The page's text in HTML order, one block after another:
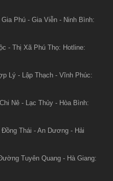
Phú - Gia Viễn - Ninh Bình:
- Thị Xã Phú Thọ: Hotline:
Lý - Lập Thạch - Vĩnh Phúc:
Nê - Lạc Thủy - Hòa Bình:
Thái - An Dương - Hải
Tuyên Quang - Hà Giang: